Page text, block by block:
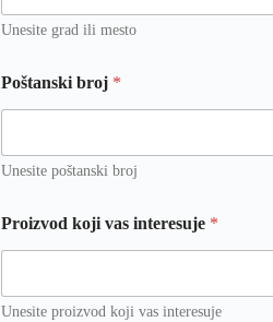
r
a
/
Unesite grad ili mesto
Poštanski broj *
Unesite poštanski broj
Proizvod koji vas interesuje *
Unesite proizvod koji vas interesuje